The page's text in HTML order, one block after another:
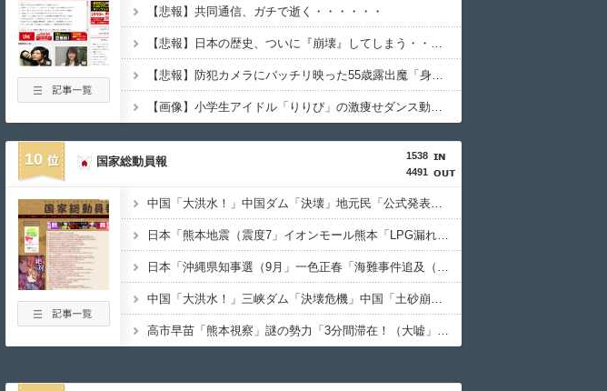
【悲報】共同通信、ガチで逝く・・・・・・
【悲報】日本の歴史、ついに『崩壊』してしまう・・・・・
【悲報】防犯カメラにバッチリ映った55歳露出魔「身に覚えがありません」と容疑を否認。どう言い訳する気だこれ
【画像】小学生アイドル「りりぴ」の激痩せダンス動画にファンが『絶句』してしまう・・・・
10
1538
4491
国家総動員報
中国「大洪水！」中国ダム「決壊」地元民「公式発表より死者多い！」中国政府「住民拘束！（安否不明」中国当局「救助隊動画も削除」台風13号「三峡ﾀﾞﾑ接近中」→
日本「熊本地震（震度7」イオンモール熊本「LPG漏れて爆発（液化石油ｶﾞｽ」日本「爆発で火災が吹き飛ぶ（爆轟発生説」ハビタ「遺族説明の虚偽を認める（営業部長発言」→
日本「沖縄県知事選（9月」一色正春「海難事件追及（検証」八重山日報「抗議団体が危険航行（生徒乗せ制限区域侵入」第三者委員会「抗議団体の構成組織は日本共産党」→
中国「大洪水！」三峡ダム「決壊危機」中国「土砂崩れと洪水被害の対策強化！」中国政府「三峡ﾀﾞﾑ周辺を重点強化」中国ダム「決壊」中国「現場封鎖！（空撮削除」→
高市早苗「熊本視察」謎の勢力「3分間滞在！（大嘘」内閣広報官「事実無根（全否定」高市早苗「51分間視察（首相動静」マスコミ「被災者証言で10秒！（印象操作」→